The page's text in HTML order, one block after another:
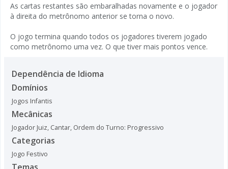
As cartas restantes são embaralhadas novamente e o jogador
à direita do metrônomo anterior se torna o novo.
O jogo termina quando todos os jogadores tiverem jogado
como metrônomo uma vez. O que tiver mais pontos vence.
Dependência de Idioma
Domínios
Jogos Infantis
Mecânicas
Jogador Juiz, Cantar, Ordem do Turno: Progressivo
Categorias
Jogo Festivo